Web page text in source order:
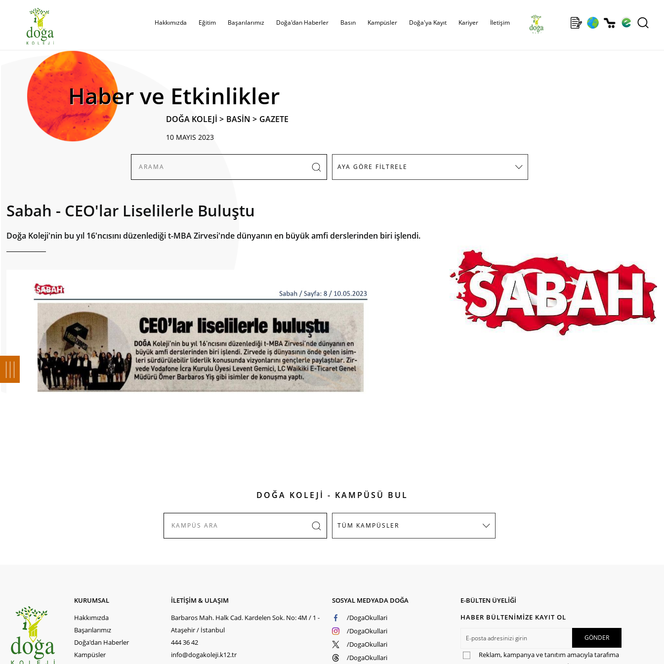
Hakkımızda Eğitim Başarılarımız Doğa'dan Haberler Basın Kampüsler Doğa'ya Kayıt Kariyer İletişim
Haber ve Etkinlikler
DOĞA KOLEJİ > BASİN > GAZETE
10 MAYIS 2023
Sabah - CEO'lar Liselilerle Buluştu
Doğa Koleji'nin bu yıl 16'ncısını düzenlediği t-MBA Zirvesi'nde dünyanın en büyük amfi derslerinden biri işlendi.
DOĞA KOLEJİ - KAMPÜSÜ BUL
KURUMSAL
Hakkımızda
Başarılarımız
Doğa'dan Haberler
Kampüsler
İLETİŞİM & ULAŞIM
Barbaros Mah. Halk Cad. Kardelen Sok. No: 4M / 1 -
Ataşehir / İstanbul
444 36 42
info@dogakoleji.k12.tr
SOSYAL MEDYADA DOĞA
/DogaOkullari
/DogaOkullari
/DogaOkullari
/DogaOkullari
E-BÜLTEN ÜYELİĞİ
HABER BÜLTENİMİZE KAYIT OL
Reklam, kampanya ve tanıtım amacıyla tarafıma